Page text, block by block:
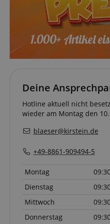
Deine
Hotline aktuell nicht
wieder am Montag den
blaeser@kirstein.de
+49-8861-909494-5
Montag
Dienstag
Mittwoch
Donnerstag